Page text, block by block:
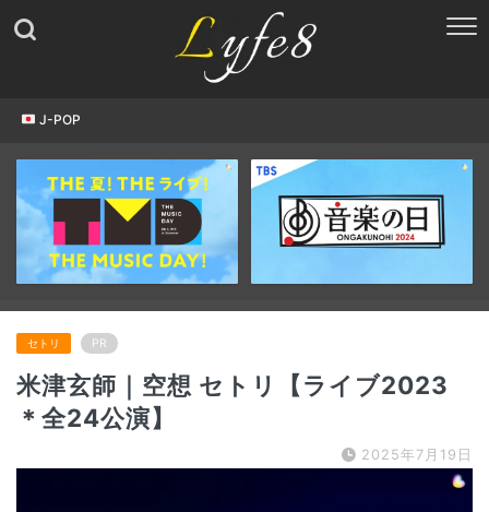
J-POP
セトリ PR
米津玄師｜空想 セトリ【ライブ2023
＊全24公演】
2025年7月19日